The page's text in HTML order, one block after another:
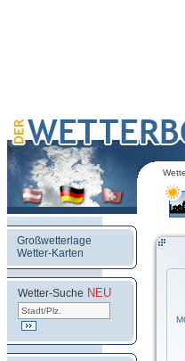
Großwetterlage
Wetter-Karten
Wetter-Suche NEU